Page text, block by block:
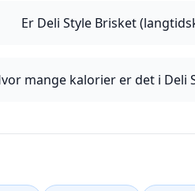
Er Deli Style Brisket
mange kalorier er det i Deli